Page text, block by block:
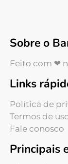
Sobre o
Feito com ❤
Links
Política de
Termos de
Fale conosco
Principais